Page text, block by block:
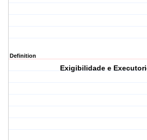
Definition
Exigibilidade e